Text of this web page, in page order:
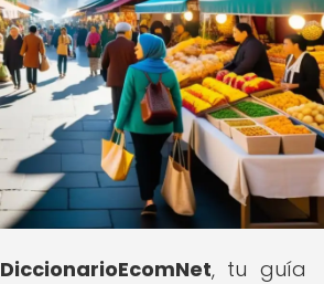
DiccionarioEcomNet, tu guía